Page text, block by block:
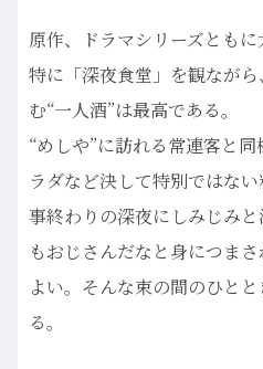
原作、ドラマシリーズともに
特に「深夜食堂」を観なが
む“一人酒”は最高である。
“めしや”に訪れる常連客と
ラダなど決して特別ではな
事終わりの深夜にしみじみ
もおじさんだなと身につま
よい。そんな束の間のひと
る。